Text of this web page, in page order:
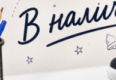
В теме
7 февраля, 2026
Спасибо,что